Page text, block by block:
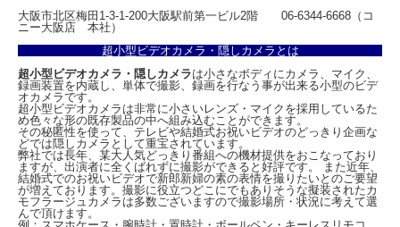
大阪市北区梅田1-3-1-200大阪駅前第一ビル2階 06-6344-6668（コ
ニー大阪店 本社）
超小型ビデオカメラ・隠しカメラとは
超小型ビデオカメラ・隠しカメラは小さなボディにカメラ、マイク、
録画装置を内蔵し、単体で撮影、録画を行なう事が出来る小型のビデ
オカメラです。
超小型ビデオカメラは非常に小さいレンズ・マイクを採用しているた
め色々な形の既存製品の中へ組み込むことができます。
その秘匿性を使って、テレビや結婚式お祝いビデオのどっきり企画な
どでは隠しカメラとして重宝されています。
弊社では長年、某大人気どっきり番組への機材提供をおこなっており
ますが、出演者に全くばれずに撮影ができると好評です。 また近年、
結婚式でのお祝いビデオで新郎新婦の素の表情を撮りたいとのご要望
が増えております。撮影に役立つどこにでもありそうな擬装されたカ
モフラージュカメラは多数ございますので撮影場所・状況に考えて選
んで頂けます。